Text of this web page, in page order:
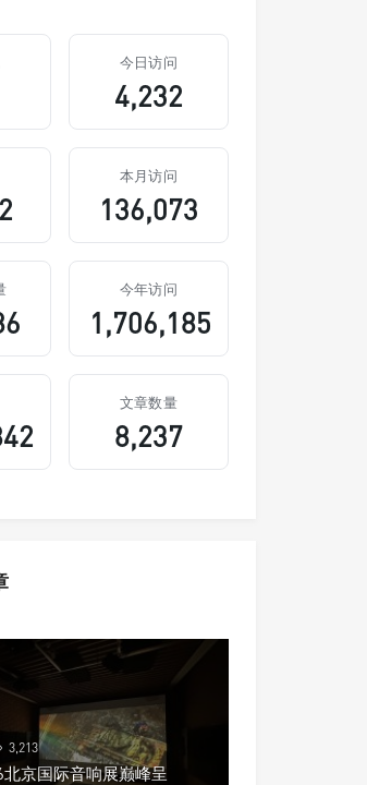
今日访问
4,232
本月访问
136,073
今年访问
1,706,185
文章数量
8,237
3,213
北京国际音响展巅峰呈